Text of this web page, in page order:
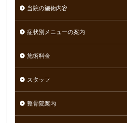
当院の施術内容
症状別メニューの案内
施術料金
スタッフ
整骨院案内